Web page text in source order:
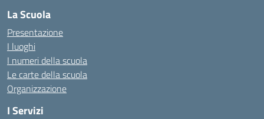
La Scuola
Presentazione
I luoghi
I numeri della scuola
Le carte della scuola
Organizzazione
I Servizi